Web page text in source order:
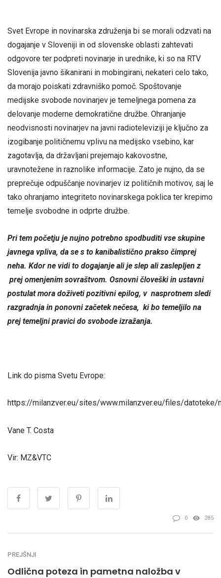
Svet Evrope in novinarska združenja bi se morali odzvati na
dogajanje v Sloveniji in od slovenske oblasti zahtevati
odgovore ter podpreti novinarje in urednike, ki so na RTV
Slovenija javno šikanirani in mobingirani, nekateri celo tako,
da morajo poiskati zdravniško pomoč. Spoštovanje
medijske svobode novinarjev je temeljnega pomena za
delovanje moderne demokratične družbe. Ohranjanje
neodvisnosti novinarjev na javni radioteleviziji je ključno za
izogibanje političnemu vplivu na medijsko vsebino, kar
zagotavlja, da državljani prejemajo kakovostne,
uravnotežene in raznolike informacije. Zato je nujno, da se
preprečuje odpuščanje novinarjev iz političnih motivov, saj le
tako ohranjamo integriteto novinarskega poklica ter krepimo
temelje svobodne in odprte družbe.
Pri tem početju je nujno potrebno spodbuditi vse skupine
javnega vpliva, da se s to kanibalistično prakso čimprej
neha. Kdor ne vidi to dogajanje ali je slep ali zaslepljen z
prej omenjenim sovraštvom. Osnovni človeški in ustavni
postulat mora doživeti pozitivni epilog, v nasprotnem sledi
razgradnja in ponovni začetek nečesa, ki bo temeljilo na
prej temeljni pravici do svobode izražanja.
Link do pisma Svetu Evrope:
https://milanzver.eu/sites/www.milanzver.eu/files/
Vane T. Costa
Vir: MZ&VTC
0 285
PREJŠNJI
Odlična poteza in pametna naložba v